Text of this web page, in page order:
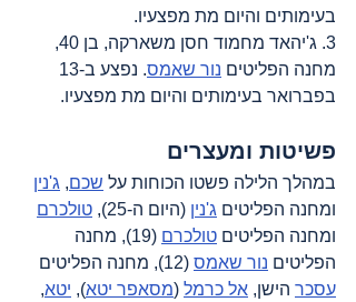
בעימותים והיום מת מפצעיו.
3. ג'יהאד מחמוד חסן משארקה, בן 40,
מחנה הפליטים נור שאמס
בפברואר בעימותים והיום מת מפצעיו.
פשיטות ומעצרים
במהלך הלילה פשטו הכוחות על שכם, ג'נין
ומחנה הפליטים ג'נין (היום ה-25),
טולכרם
ומחנה הפליטים טולכרם
(19), מחנה
הפליטים נור שאמס (12), מחנה הפליטים
עסכר הישן, אל כרמל (מסאפר יטא), יטא,